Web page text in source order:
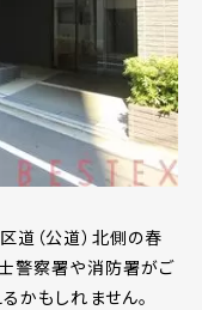
道（公道）北側の春
警察署や消防署がご
かもしれません。